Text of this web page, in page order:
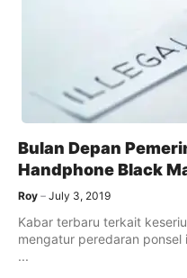
Bulan Depan
Handphone Black
Roy July 3, 2019
Kabar terbaru terkait
mengatur peredaran
...